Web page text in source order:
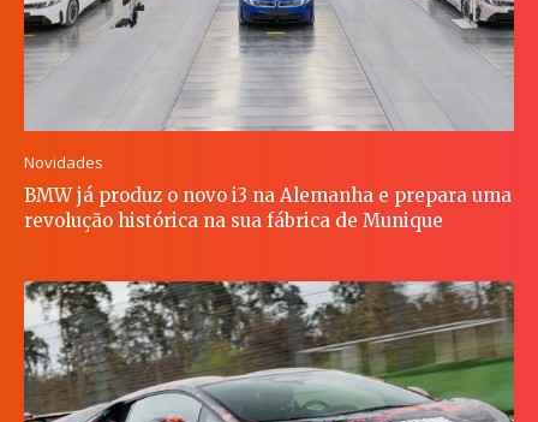
Novidades
BMW já produz o novo i3 na Alemanha e prepara uma
revolução histórica na sua fábrica de Munique